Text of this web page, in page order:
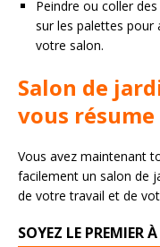
Peindre ou coller
sur les palettes pour
votre salon.
Salon de
vous résume
Vous avez maintenant
facilement un salon de
de votre travail et de
SOYEZ LE PREMIER